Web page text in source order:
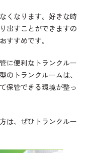
くなります。好きな時
出すことができますの
すすめです。
に便利なトランクルー
のトランクルームは、
保管できる環境が整っ
は、ぜひトランクルー